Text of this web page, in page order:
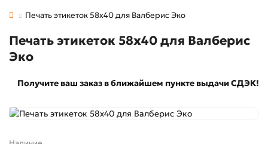
Печать этикеток 58х40 для Валберис Эко
Печать этикеток 58х40 для Валберис
Эко
Получите ваш заказ в ближайшем пункте выдачи СДЭК!